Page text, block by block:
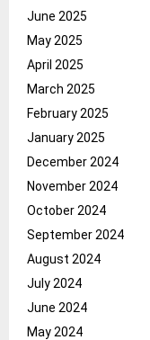
June 2025
May 2025
April 2025
March 2025
February 2025
January 2025
December 2024
November 2024
October 2024
September 2024
August 2024
July 2024
June 2024
May 2024